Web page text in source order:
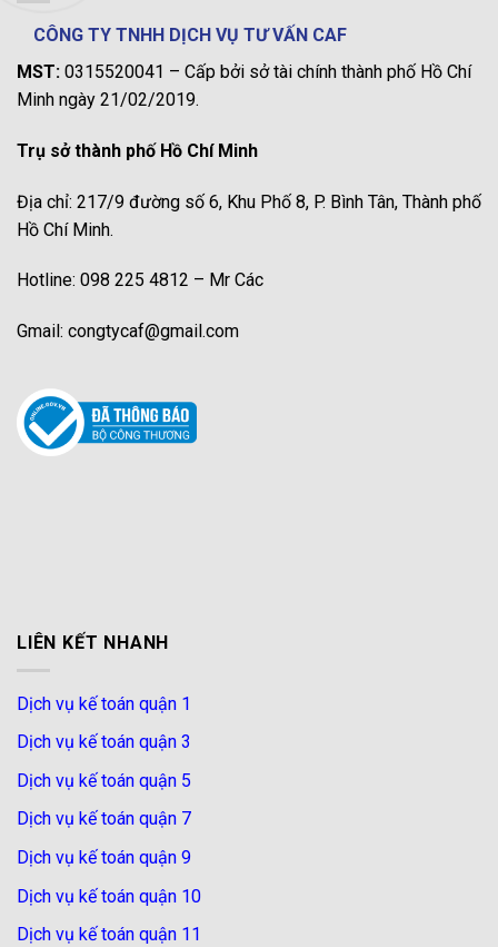
CÔNG TY TNHH DỊCH VỤ TƯ VẤN CAF
MST: 0315520041 – Cấp bởi sở tài chính thành phố Hồ Chí
Minh ngày 21/02/2019.
Trụ sở thành phố Hồ Chí Minh
Địa chỉ: 217/9 đường số 6, Khu Phố 8, P. Bình Tân, Thành phố
Hồ Chí Minh.
Hotline: 098 225 4812 – Mr Các
Gmail: congtycaf@gmail.com
LIÊN KẾT NHANH
Dịch vụ kế toán quận 1
Dịch vụ kế toán quận 3
Dịch vụ kế toán quận 5
Dịch vụ kế toán quận 7
Dịch vụ kế toán quận 9
Dịch vụ kế toán quận 10
Dịch vụ kế toán quận 11